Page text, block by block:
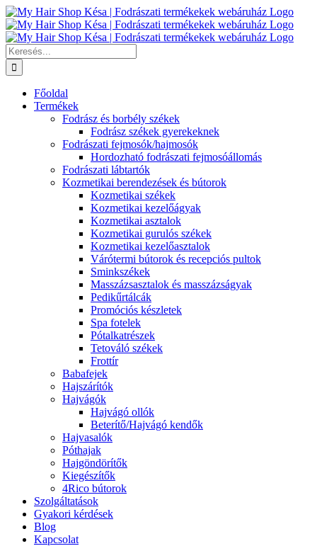
Kihagyás
Keresés...
Főoldal
Termékek
Fodrász és borbély székek
Fodrász székek gyerekeknek
Fodrászati fejmosók/hajmosók
Hordozható fodrászati fejmosóállomás
Fodrászati lábtartók
Kozmetikai berendezések és bútorok
Kozmetikai székek
Kozmetikai kezelőágyak
Kozmetikai asztalok
Kozmetikai gurulós székek
Kozmetikai kezelőasztalok
Várótermi bútorok és recepciós pultok
Sminkszékek
Masszázsasztalok és masszázságyak
Pedikűrtálcák
Promóciós készletek
Spa fotelek
Pótalkatrészek
Tetováló székek
Frottír
Babafejek
Hajszárítók
Hajvágók
Hajvágó ollók
Beterítő/Hajvágó kendők
Hajvasalók
Póthajak
Hajgöndörítők
Kiegészítők
4Rico bútorok
Szolgáltatások
Gyakori kérdések
Blog
Kapcsolat